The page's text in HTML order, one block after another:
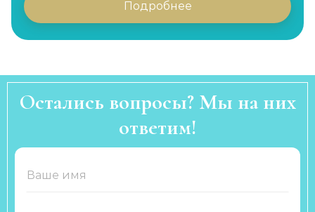
Подробнее
Остались вопросы? Мы на них
ответим!